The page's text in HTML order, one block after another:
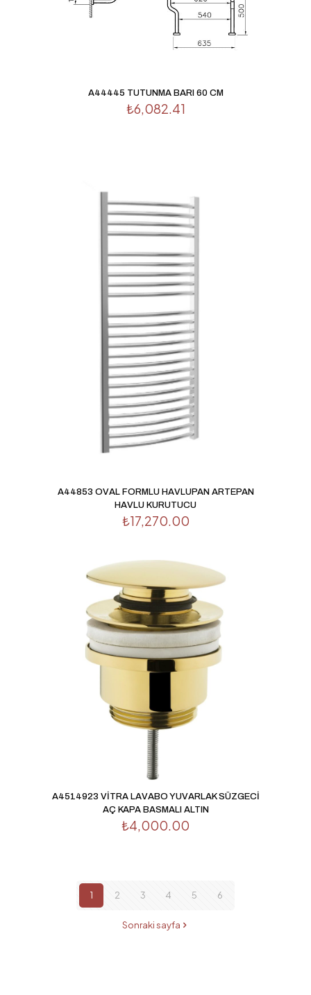
A44445 TUTUNMA BARI 60 CM
₺6,082.41
A44853 OVAL FORMLU HAVLUPAN ARTEPAN
HAVLU KURUTUCU
₺17,270.00
A4514923 VİTRA LAVABO YUVARLAK SÜZGECİ
AÇ KAPA BASMALI ALTIN
₺4,000.00
1 2 3 4 5 6
Sonraki sayfa